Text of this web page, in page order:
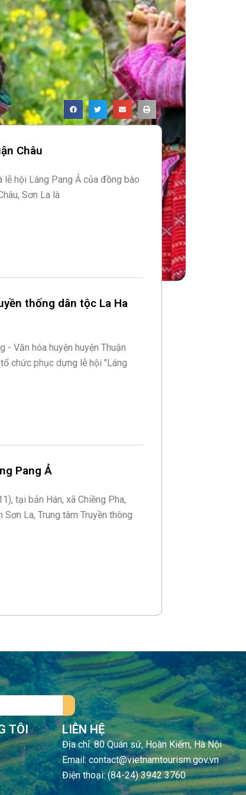
Châu
lễ hội Láng Pang Ả của đồng bào
Sơn La là
thống dân tộc La Ha
- Văn hóa huyện huyện Thuận
chức phục dựng lễ hội "Láng
Pang Ả
tại bản Hán, xã Chiềng Pha,
Sơn La, Trung tâm Truyền thông
TÔI LIÊN HỆ
Địa chỉ: 80 Quán sứ, Hoàn Kiếm, Hà Nội
Email: contact@vietnamtourism.gov.vn
Điện thoại: (84-24) 3942 3760